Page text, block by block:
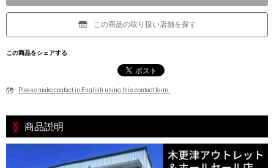
この商品の取り扱い店舗を探す
この商品をシェアする
Please make contact in English using this contact form.
商品説明